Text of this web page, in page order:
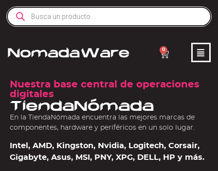
0
Nuestra base central de operaciones
digitales
TiendaNómada
En la TiendaNómada encuentra las mejores marcas de
componentes, hardware y periféricos en un solo lugar.
Intel, AMD, Kingston, Nvidia, Logitech, Corsair,
Gigabyte, Asus, MSI, PNY, XPG, DELL, HP y más.